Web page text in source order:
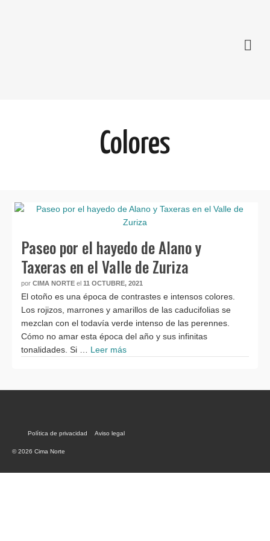
Colores
Paseo por el hayedo de Alano y
Taxeras en el Valle de Zuriza
por CIMA NORTE el 11 OCTUBRE, 2021
El otoño es una época de contrastes e intensos colores.
Los rojizos, marrones y amarillos de las caducifolias se
mezclan con el todavía verde intenso de las perennes.
Cómo no amar esta época del año y sus infinitas
tonalidades. Si … Leer más
Política de privacidad Aviso legal
© 2026 Cima Norte